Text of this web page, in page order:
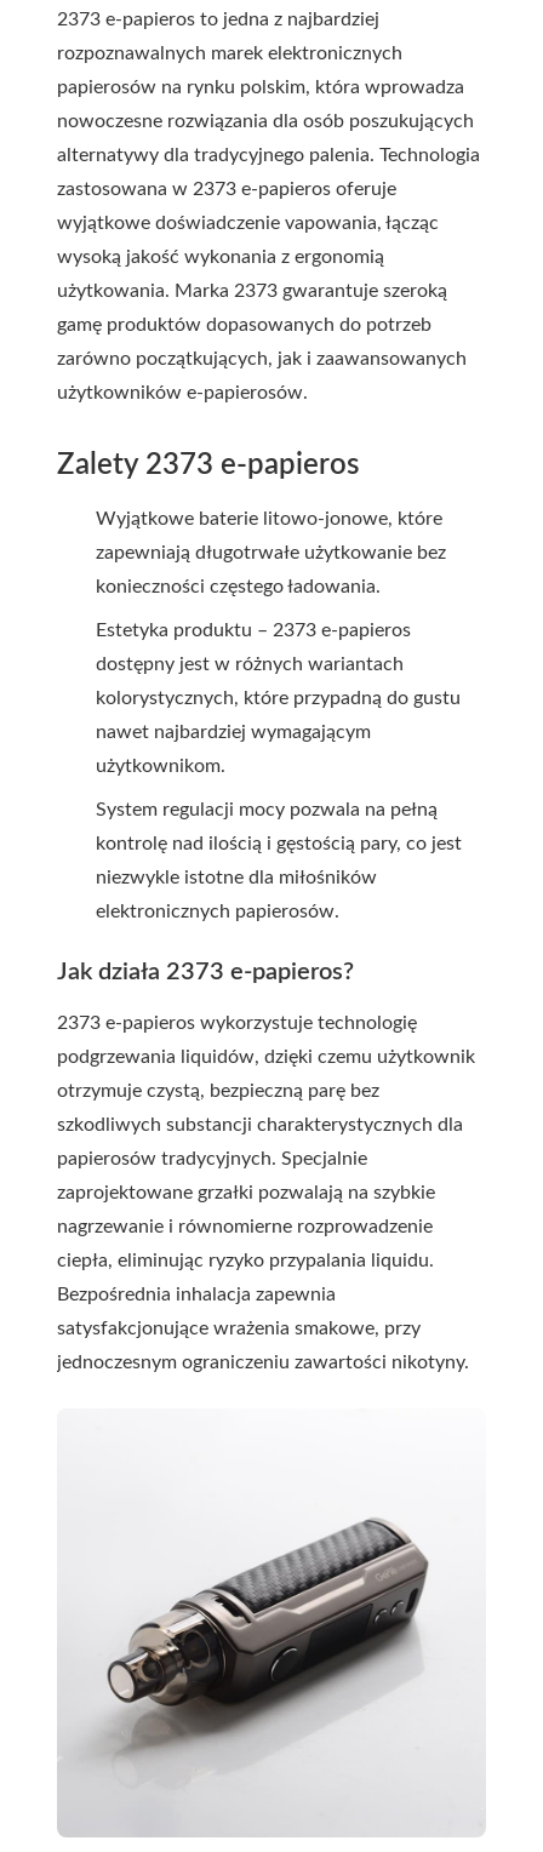
2373 e-papieros to jedna z najbardziej
rozpoznawalnych marek elektronicznych
papierosów na rynku polskim, która wprowadza
nowoczesne rozwiązania dla osób poszukujących
alternatywy dla tradycyjnego palenia. Technologia
zastosowana w 2373 e-papieros oferuje
wyjątkowe doświadczenie vapowania, łącząc
wysoką jakość wykonania z ergonomią
użytkowania. Marka 2373 gwarantuje szeroką
gamę produktów dopasowanych do potrzeb
zarówno początkujących, jak i zaawansowanych
użytkowników e-papierosów.
Zalety 2373 e-papieros
Wyjątkowe baterie litowo-jonowe, które
zapewniają długotrwałe użytkowanie bez
konieczności częstego ładowania.
Estetyka produktu – 2373 e-papieros
dostępny jest w różnych wariantach
kolorystycznych, które przypadną do gustu
nawet najbardziej wymagającym
użytkownikom.
System regulacji mocy pozwala na pełną
kontrolę nad ilością i gęstością pary, co jest
niezwykle istotne dla miłośników
elektronicznych papierosów.
Jak działa 2373 e-papieros?
2373 e-papieros wykorzystuje technologię
podgrzewania liquidów, dzięki czemu użytkownik
otrzymuje czystą, bezpieczną parę bez
szkodliwych substancji charakterystycznych dla
papierosów tradycyjnych. Specjalnie
zaprojektowane grzałki pozwalają na szybkie
nagrzewanie i równomierne rozprowadzenie
ciepła, eliminując ryzyko przypalania liquidu.
Bezpośrednia inhalacja zapewnia
satysfakcjonujące wrażenia smakowe, przy
jednoczesnym ograniczeniu zawartości nikotyny.